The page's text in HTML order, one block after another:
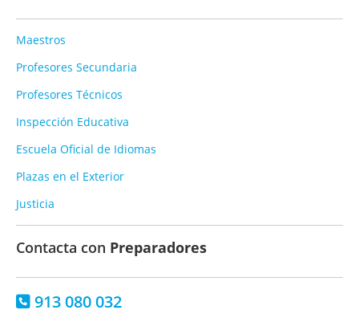
Maestros
Profesores Secundaria
Profesores Técnicos
Inspección Educativa
Escuela Oficial de Idiomas
Plazas en el Exterior
Justicia
Contacta con Preparadores
913 080 032